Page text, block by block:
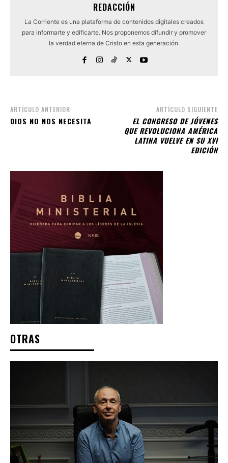
REDACCIÓN
La Corriente es una plataforma de contenidos digitales creados
para informarte y edificarte. Nos proponemos difundir y promover
la verdad eterna de Cristo en esta generación.
ARTÍCULO ANTERIOR
DIOS NO NOS NECESITA
ARTÍCULO SIGUIENTE
EL CONGRESO DE JÓVENES
QUE REVOLUCIONA AMÉRICA
LATINA VUELVE EN SU XVI
EDICIÓN
OTRAS